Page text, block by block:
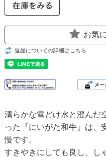
お気
返品についての詳細はこちら
清らかな雪どけ水と澄んだ
った『にいがた和牛』は、
慢です。
すきやきにしても良し、し